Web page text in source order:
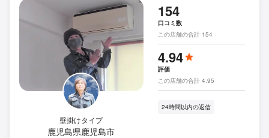
壁掛けタイプ
鹿児島県鹿児島市
154
口コミ数
この店舗の合計 154
4.94
評価
この店舗の合計 4.95
24時間以内の返信